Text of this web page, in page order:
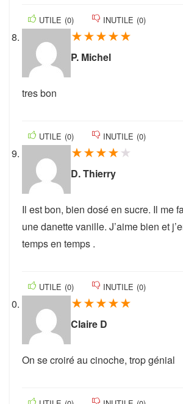
UTILE (0) INUTILE (0)
★★★★★
P. Michel
tres bon
UTILE (0) INUTILE (0)
★★★★★
D. Thierry
Il est bon, bien dosé en sucre. Il me
une danette vanille. J’aime bien et
temps en temps .
UTILE (0) INUTILE (0)
★★★★★
Claire D
On se croiré au cinoche, trop génial